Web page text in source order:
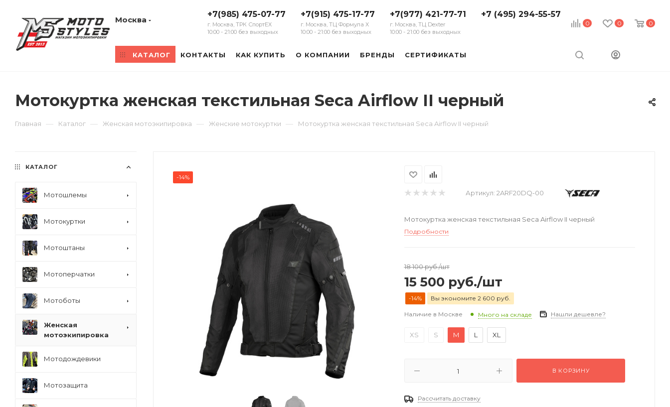
0 0 0
Москва
+7(985) 475-07-77
г. Москва, ТРК СпортЕХ
10:00 - 21:00 без выходных
+7(915) 475-17-77
г. Москва, ТЦ Формула Х
10:00 - 21:00 без выходных
+7(977) 421-77-71
г. Москва, ТЦ Dexter
10:00 - 21:00 без выходных
+7 (495) 294-55-57
КАТАЛОГ КОНТАКТЫ КАК КУПИТЬ О КОМПАНИИ БРЕНДЫ СЕРТИФИКАТЫ
Мотокуртка женская текстильная Seca Airflow II черный
Главная — Каталог — Женская мотоэкипировка — Женские мотокуртки — Мотокуртка женская текстильная Seca Airflow II черный
-14%
Артикул: 2ARF20DQ-00
Мотокуртка женская текстильная Seca Airflow II черный
Подробности
18 100руб./шт
15 500 руб./шт
-14% Вы экономите 2 600 руб.
Наличие в Москве Много на складе Нашли дешевле?
XS S M L XL
В КОРЗИНУ
Рассчитать доставку
КАТАЛОГ
Мотошлемы
Мотокуртки
Мотоштаны
Мотоперчатки
Мотоботы
Женская
мотоэкипировка
Мотодождевики
Мотозащита